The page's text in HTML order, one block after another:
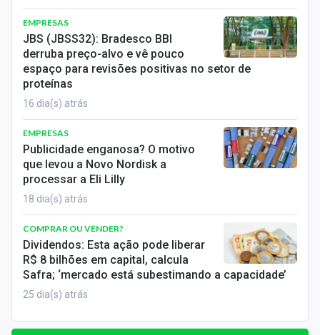
EMPRESAS
JBS (JBSS32): Bradesco BBI
derruba preço-alvo e vê pouco
espaço para revisões positivas no setor de
proteínas
16 dia(s) atrás
EMPRESAS
Publicidade enganosa? O motivo
que levou a Novo Nordisk a
processar a Eli Lilly
18 dia(s) atrás
COMPRAR OU VENDER?
Dividendos: Esta ação pode liberar
R$ 8 bilhões em capital, calcula
Safra; ‘mercado está subestimando a capacidade’
25 dia(s) atrás